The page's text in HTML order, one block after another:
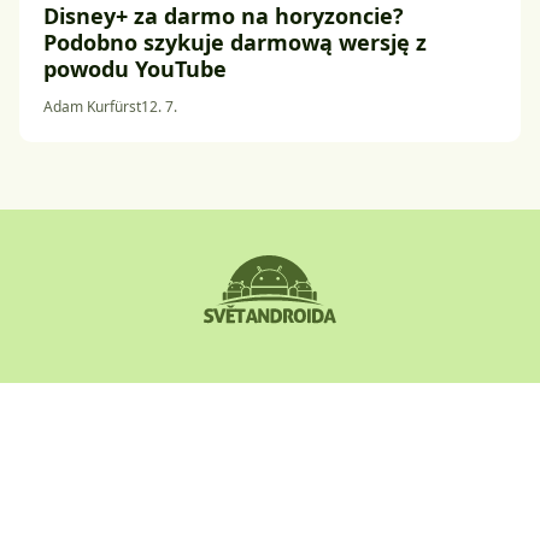
Disney+ za darmo na horyzoncie?
Podobno szykuje darmową wersję z
powodu YouTube
Adam Kurfürst12. 7.